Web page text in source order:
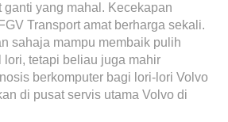
ganti yang mahal. Kecekapan
Transport amat berharga sekali.
sahaja mampu membaik pulih
tetapi beliau juga mahir
berkomputer bagi lori-lori Volvo
di pusat servis utama Volvo di